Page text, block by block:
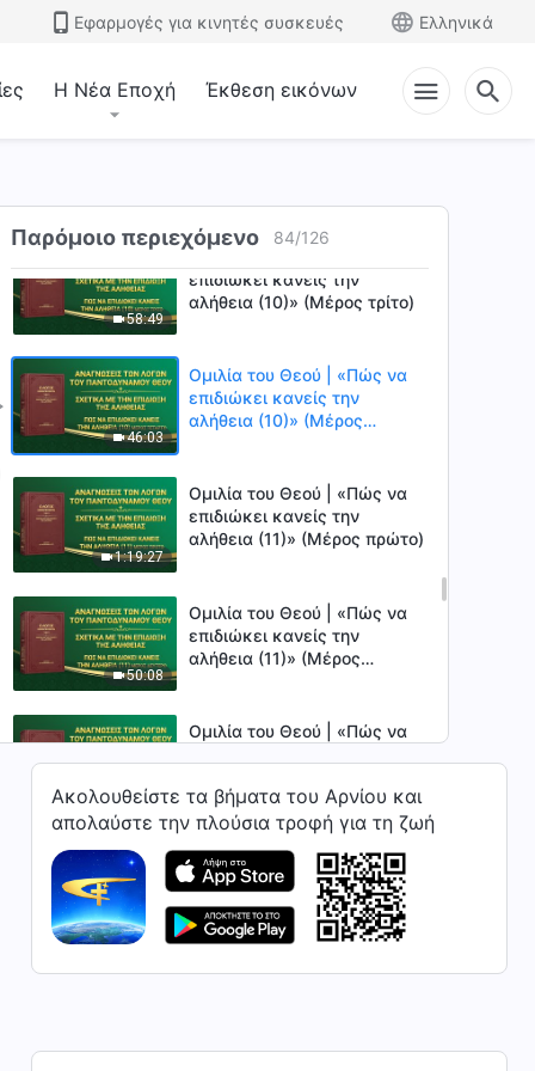
Εφαρμογές για κινητές συσκευές Ελληνικά
Η Νέα Εποχή Έκθεση εικόνων
Παρόμοιο περιεχόμενο 84/126
56:43
Ομιλία του Θεού | «Πώς να
αλήθεια (10)» (Μέρος πρώτο)
δεύτερο)
58:49
Ομιλία του Θεού | «Πώς να
επιδιώκει κανείς την
αλήθεια (10)» (Μέρος τρίτο)
46:03
Ομιλία του Θεού | «Πώς να
επιδιώκει κανείς την
αλήθεια (10)» (Μέρος
1:19:27
Ομιλία του Θεού | «Πώς να
επιδιώκει κανείς την
αλήθεια (11)» (Μέρος πρώτο)
50:08
Ομιλία του Θεού | «Πώς να
επιδιώκει κανείς την
αλήθεια (11)» (Μέρος
1:15:51
Ομιλία του Θεού | «Πώς να
52:45
Ομιλία του Θεού | «Πώς να
επιδιώκει κανείς την
αλήθεια (12)» (Μέρος πρώτο)
Ομιλία του Θεού | «Πώς να
Ακολουθείστε τα βήματα του Αρνίου και
απολαύστε την πλούσια τροφή για τη ζωή